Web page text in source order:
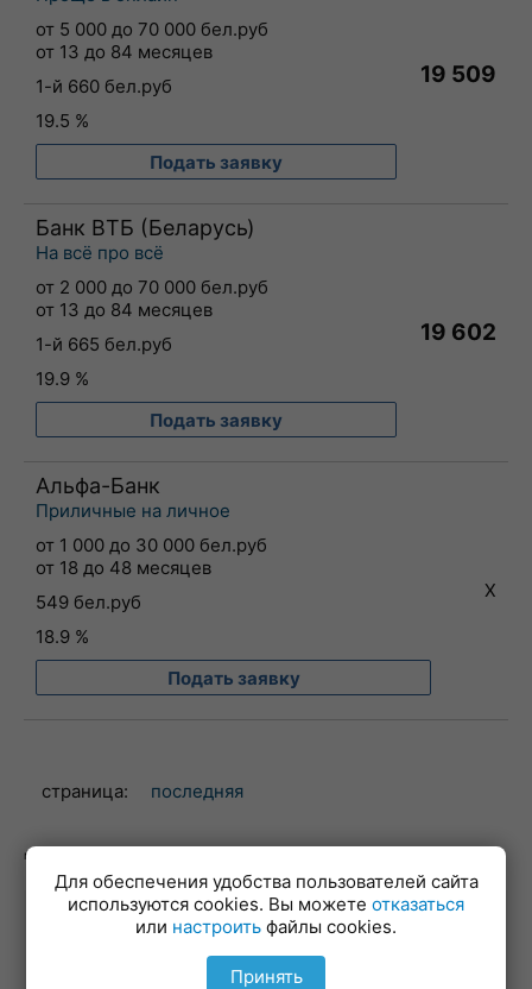
от 5 000 до 70 000 бел.руб
от 13 до 84 месяцев
1-й 660 бел.руб
19.5 %
Подать заявку
19 509
Банк ВТБ (Беларусь)
На всё про всё
от 2 000 до 70 000 бел.руб
от 13 до 84 месяцев
1-й 665 бел.руб
19.9 %
Подать заявку
19 602
Альфа-Банк
Приличные на личное
от 1 000 до 30 000 бел.руб
от 18 до 48 месяцев
549 бел.руб
18.9 %
Подать заявку
X
страница: последняя
могут появиться доп. результаты, если Вы укажете "особые обстоятельства"
Выбор региона для поиска
потребительского кредита
Для обеспечения удобства пользователей сайта
используются cookies. Вы можете отказаться
или настроить файлы cookies.
Принять